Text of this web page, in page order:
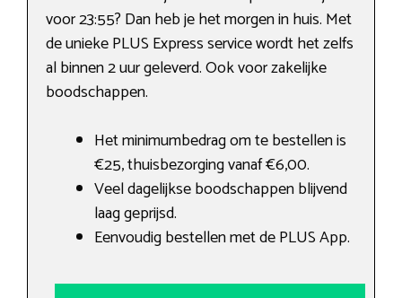
voor 23:55? Dan heb je het morgen in huis. Met
de unieke PLUS Express service wordt het zelfs
al binnen 2 uur geleverd. Ook voor zakelijke
boodschappen.
Het minimumbedrag om te bestellen is
€25, thuisbezorging vanaf €6,00.
Veel dagelijkse boodschappen blijvend
laag geprijsd.
Eenvoudig bestellen met de PLUS App.